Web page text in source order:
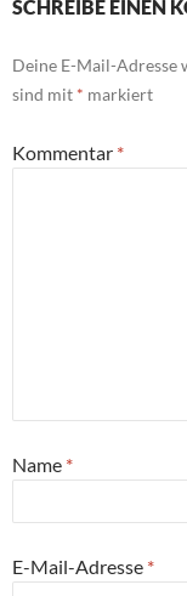
SCHREIBE EINEN
Deine E-Mail-
sind mit * markiert
Kommentar *
Name *
E-Mail-Adresse *